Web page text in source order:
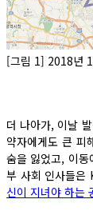
[그림 1] 2018년
더 나아가, 이날
약자에게도 큰 피
숨을 잃었고, 이동
부 사회 인사들은
신이 지녀야 하는